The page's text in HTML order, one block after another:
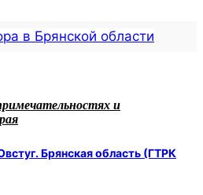
в Брянской области
и
Брянская область (ГТРК